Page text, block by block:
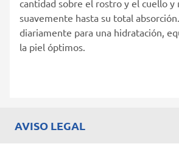
cantidad sobre el rostro y el cuello y
suavemente hasta su total
diariamente para una hidratación,
la piel óptimos.
AVISO LEGAL